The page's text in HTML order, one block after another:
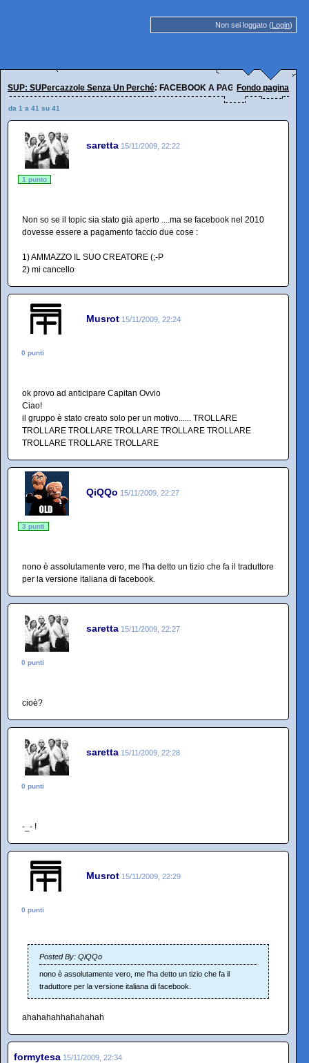
Non sei loggato (Login)
SUP: SUPercazzole Senza Un Perché: FACEBOOK A PAGAMENTO NEL
Fondo pagina
da 1 a 41 su 41
saretta 15/11/2009, 22:22
1 punto
Non so se il topic sia stato già aperto ....ma se facebook nel 2010
dovesse essere a pagamento faccio due cose :
1) AMMAZZO IL SUO CREATORE (;-P
2) mi cancello
Musrot 15/11/2009, 22:24
0 punti
ok provo ad anticipare Capitan Ovvio
Ciao!
il gruppo è stato creato solo per un motivo...... TROLLARE
TROLLARE TROLLARE TROLLARE TROLLARE TROLLARE
TROLLARE TROLLARE TROLLARE
QiQQo 15/11/2009, 22:27
3 punti
nono è assolutamente vero, me l'ha detto un tizio che fa il traduttore
per la versione italiana di facebook.
saretta 15/11/2009, 22:27
0 punti
cioè?
saretta 15/11/2009, 22:28
0 punti
-_- !
Musrot 15/11/2009, 22:29
0 punti
Posted By: QiQQo
nono è assolutamente vero, me l'ha detto un tizio che fa il
traduttore per la versione italiana di facebook.
ahahahahhahahahah
formytesa 15/11/2009, 22:34